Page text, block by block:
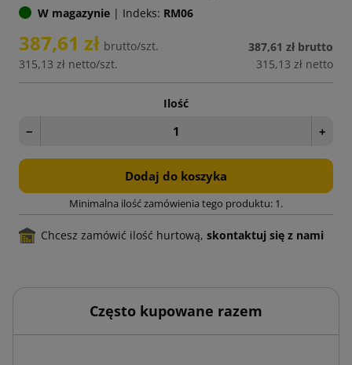
W magazynie | Indeks: RM06
387,61 zł brutto/szt.
315,13 zł netto/szt.
387,61 zł brutto
315,13 zł netto
Ilość
− +
Dodaj do koszyka
Minimalna ilość zamówienia tego produktu: 1.
Chcesz zamówić ilość hurtową, skontaktuj się z nami
Często kupowane razem